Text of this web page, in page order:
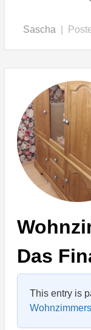
Sascha
Das
This entry is